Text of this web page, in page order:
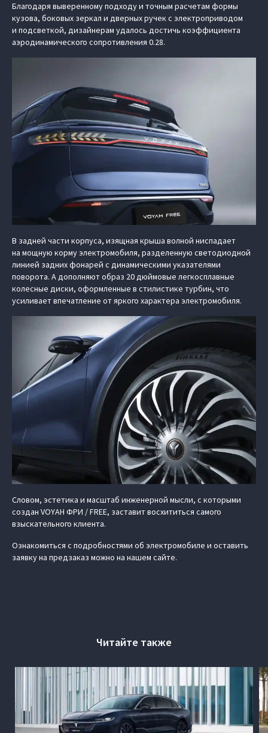
Благодаря выверенному подходу и точным расчетам формы
кузова, боковых зеркал и дверных ручек с электроприводом
и подсветкой, дизайнерам удалось достичь коэффициента
аэродинамического сопротивления 0.28.
В задней части корпуса, изящная крыша волной ниспадает
на мощную корму электромобиля, разделенную светодиодной
линией задних фонарей с динамическими указателями
поворота. А дополняют образ 20 дюймовые легкосплавные
колесные диски, оформленные в стилистике турбин, что
усиливает впечатление от яркого характера электромобиля.
Словом, эстетика и масштаб инженерной мысли, с которыми
создан VOYAH ФРИ / FREE, заставит восхититься самого
взыскательного клиента.
Ознакомиться с подробностями об электромобиле и оставить
заявку на предзаказ можно на нашем сайте.
Читайте также